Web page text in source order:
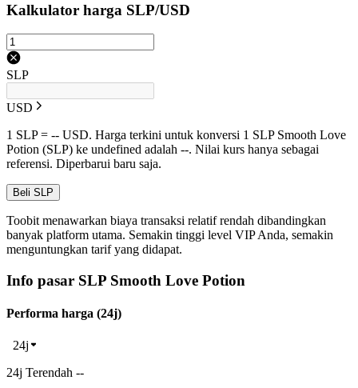
Kalkulator harga SLP/USD
SLP
USD
1 SLP = -- USD. Harga terkini untuk konversi 1 SLP Smooth Love
Potion (SLP) ke undefined adalah --. Nilai kurs hanya sebagai
referensi. Diperbarui baru saja.
Beli SLP
Toobit menawarkan biaya transaksi relatif rendah dibandingkan
banyak platform utama. Semakin tinggi level VIP Anda, semakin
menguntungkan tarif yang didapat.
Info pasar SLP Smooth Love Potion
Performa harga (24j)
24j
24j Terendah --